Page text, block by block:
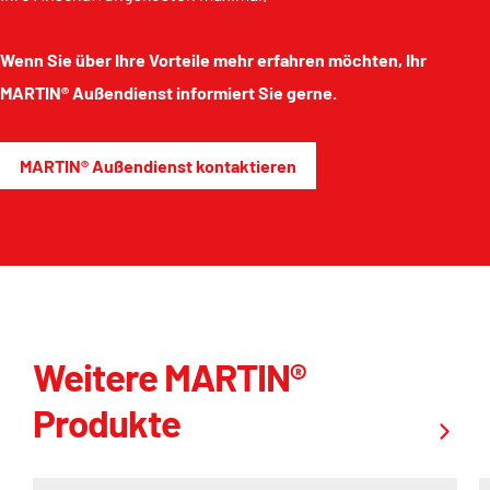
Wenn Sie über Ihre Vorteile mehr erfahren möchten, Ihr
MARTIN® Außendienst informiert Sie gerne.
MARTIN® Außendienst kontaktieren
Weitere MARTIN®
Produkte